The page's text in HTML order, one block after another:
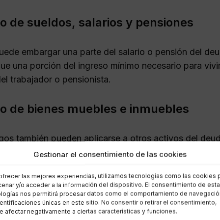
Gestionar el consentimiento de las cookies
las mejores experiencias, utilizamos tecnologías como las cookies
y/o acceder a la información del dispositivo. El consentimiento de
nos permitirá procesar datos como el comportamiento de
únicas en este sitio. No consentir o retirar el consentimiento,
afectar negativamente a ciertas características y funciones.
de sueldos, salarios y pensiones
embargar una parte del salario o pensión del
una porción del ingreso mínimo necesario para
trabajador o pensionista.
de bienes muebles e inmuebles
también pueden aplicarse a otros activos del
raíces y vehículos. La AEAT puede proceder a
recuperar la deuda pendiente.
de embargo de la